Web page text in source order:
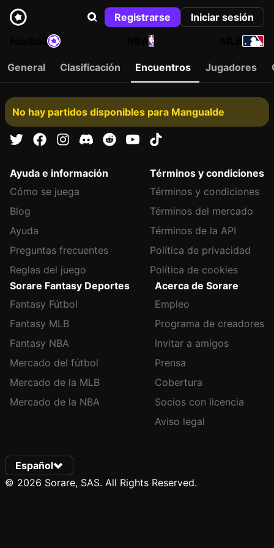
Registrarse
Iniciar sesión
NBA
General Clasificación Encuentros Jugadores
No hay partidos disponibles para Mangualde
Ayuda e información
Cómo se juega
Blog
Ayuda
Preguntas frecuentes
Reglas del juego
Términos y condiciones
Términos y condiciones
Términos del mercado
Términos de la API
Política de privacidad
Política de cookies
Sorare Fantasy Deportes
Fantasy Fútbol
Fantasy MLB
Fantasy NBA
Mercado del fútbol
Mercado de la MLB
Mercado de la NBA
Acerca de Sorare
Empleo
Programa de creadores
Invitar a amigos
Prensa
Cobertura
Socios con licencia
Aviso legal
Español
© 2026 Sorare, SAS. All Rights Reserved.